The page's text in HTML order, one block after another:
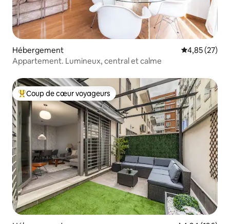
Hébergement Évaluation
4,85 (27)
Appartement. Lumineux, central et calme
Coups de cœur voyageurs les plus appréciés
Coup de cœur voyageurs